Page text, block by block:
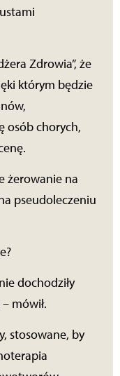
Zdrowia”, że
którym będzie
osób chorych,
żerowanie na
pseudoleczeniu
dochodziły
mówił.
stosowane, by